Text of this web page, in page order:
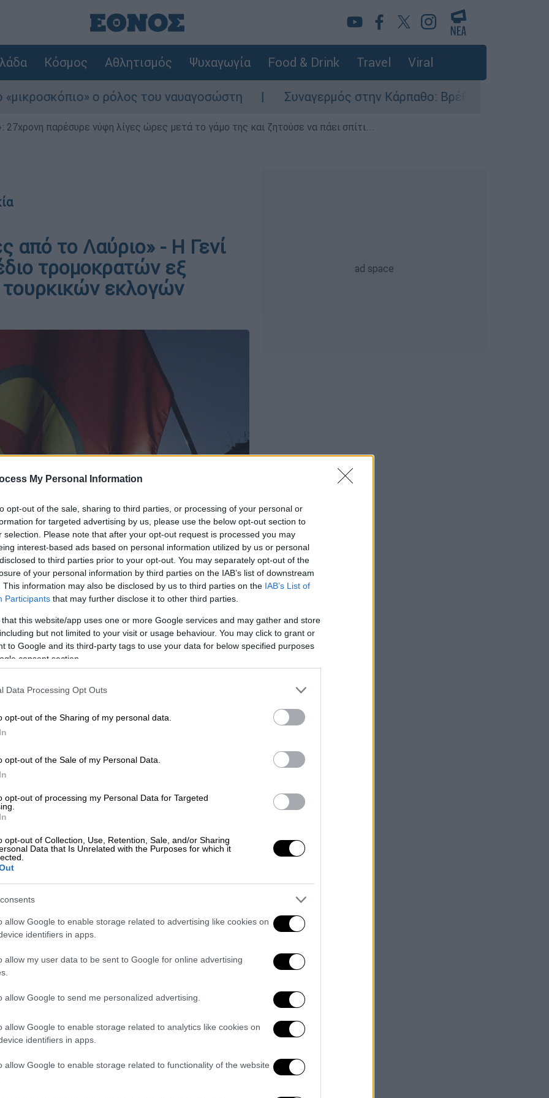
My Personal Information
opt-out of the sale, sharing to third parties, or processing of your personal or
for targeted advertising by us, please use the below opt-out section to
selection. Please note that after your opt-out request is processed you may
interest-based ads based on personal information utilized by us or personal
to third parties prior to your opt-out. You may separately opt-out of the
of your personal information by third parties on the IAB’s list of downstream
This information may also be disclosed by us to third parties on the IAB’s List of
Participants that may further disclose it to other third parties.
that this website/app uses one or more Google services and may gather and store
but not limited to your visit or usage behaviour. You may click to grant or
to Google and its third-party tags to use your data for below specified purposes
consent section.
Data Processing Opt Outs
opt-out of the Sharing of my personal data.
opt-out of the Sale of my Personal Data.
opt-out of processing my Personal Data for Targeted
opt-out of Collection, Use, Retention, Sale, and/or Sharing
Data that Is Unrelated with the Purposes for which it
allow Google to enable storage related to advertising like cookies on
identifiers in apps.
allow my user data to be sent to Google for online advertising
allow Google to send me personalized advertising.
allow Google to enable storage related to analytics like cookies on
identifiers in apps.
allow Google to enable storage related to functionality of the website
Κόσμος Αθλητισμός Ψυχαγωγία Food & Drink Travel Viral
ο ρόλος του ναυαγοσώστη Συναγερμός στην Κάρπαθο: Βρέθηκαν παλιά
παρέσυρε νύφη λίγες ώρες μετά το γάμο της και ζητούσε να πάει σπίτι...
από το Λαύριο» - Η Γενί
τρομοκρατών εξ
εκλογών
αρχείου / Associated Press)
το ΕΘΝΟΣ στη Google
του Τούρκου
, η τουρκική φιλο-κυβερνητική
ότι «αποκρυπτογραφήθηκαν
που εστάλησαν από το στρατόπεδο
ότι το κρυπτογραφημένο
ισχυριστεί πριν από τον πρώτο γύρο
ότι η οργάνωση του
να πραγματοποιήσει ενέργειες στην
που κέρδιζε οΕρντογάν.
ότι
και διαβίβαζαν κωδικοποιημένα τα
στρατόπεδο των τρομοκρατών
σημειώσεις στα μέλη της
αποκρυπτογράφησαν τα
οι οδηγίες από τοΛαύριο
γνωστό ότι η φράση "
μηνύματα σήμαινε
, ο οποίος ήθελε να στείλει μήνυμα
χρησιμοποιούσε τον κωδικό "Το
δεν τον παρακολουθούσαν
ποτήρι"».